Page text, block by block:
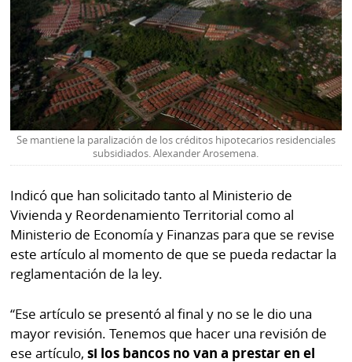
Se mantiene la paralización de los créditos hipotecarios residenciales
subsidiados. Alexander Arosemena.
Indicó que han solicitado tanto al Ministerio de
Vivienda y Reordenamiento Territorial como al
Ministerio de Economía y Finanzas para que se revise
este artículo al momento de que se pueda redactar la
reglamentación de la ley.
“Ese artículo se presentó al final y no se le dio una
mayor revisión. Tenemos que hacer una revisión de
ese artículo, si los bancos no van a prestar en el